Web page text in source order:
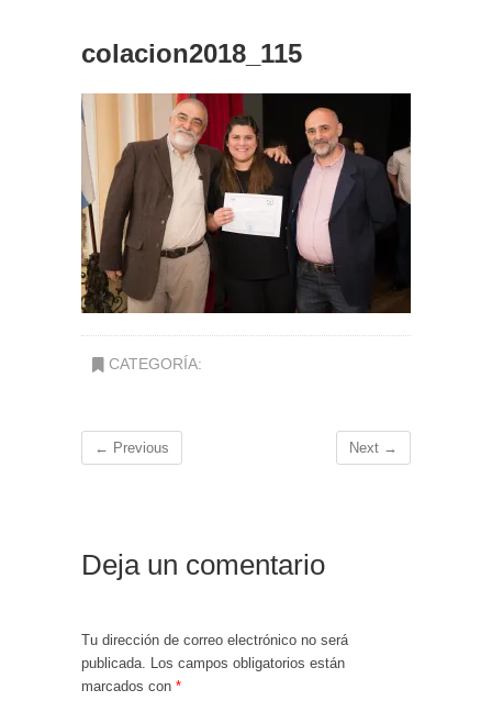
colacion2018_115
CATEGORÍA:
← Previous Next →
Deja un comentario
Tu dirección de correo electrónico no será
publicada.
Los campos obligatorios están
marcados con *